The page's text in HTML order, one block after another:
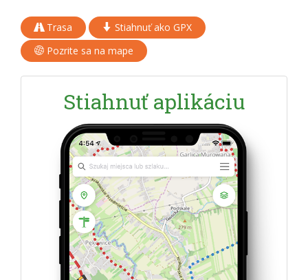
Trasa
Stiahnuť ako GPX
Pozrite sa na mape
Stiahnuť aplikáciu